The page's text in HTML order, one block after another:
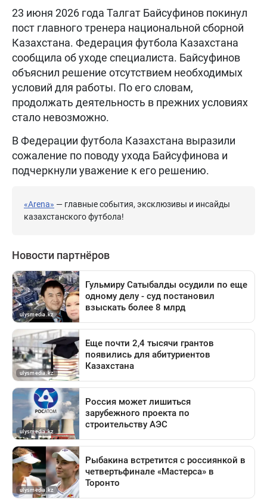
23 июня 2026 года Талгат Байсуфинов покинул
пост главного тренера национальной сборной
Казахстана. Федерация футбола Казахстана
сообщила об уходе специалиста. Байсуфинов
объяснил решение отсутствием необходимых
условий для работы. По его словам,
продолжать деятельность в прежних условиях
стало невозможно.
В Федерации футбола Казахстана выразили
сожаление по поводу ухода Байсуфинова и
подчеркнули уважение к его решению.
«Arena» — главные события, эксклюзивы и инсайды
казахстанского футбола!